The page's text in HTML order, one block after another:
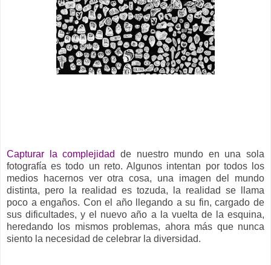
Capturar la complejidad de nuestro mundo en una sola
fotografía es todo un reto. Algunos intentan por todos los
medios hacernos ver otra cosa, una imagen del mundo
distinta, pero la realidad es tozuda, la realidad se llama
poco a engaños. Con el año llegando a su fin, cargado de
sus dificultades, y el nuevo año a la vuelta de la esquina,
heredando los mismos problemas, ahora más que nunca
siento la necesidad de celebrar la diversidad.